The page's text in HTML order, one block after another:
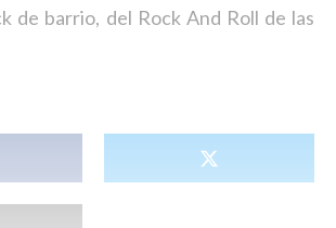
de barrio, del Rock And Roll de las